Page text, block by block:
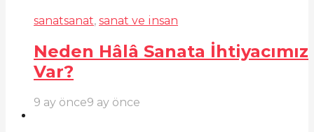
sanatsanat, sanat ve insan
Neden Hâlâ Sanata İhtiyacımız
Var?
9 ay önce9 ay önce